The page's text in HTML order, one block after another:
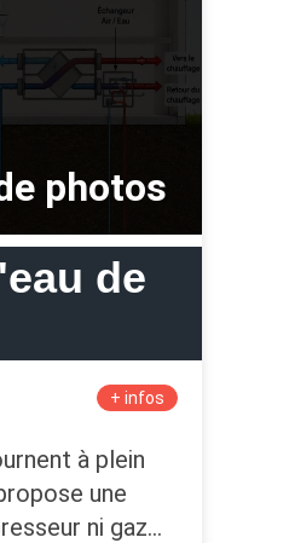
de
+ infos
à plein
une
ni gaz…